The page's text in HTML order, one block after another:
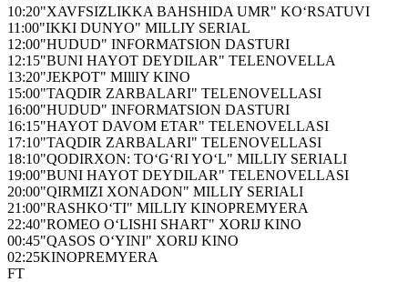
10:20"XAVFSIZLIKKA BAHSHIDA UMR" KO‘RSATUVI
11:00"IKKI DUNYO" MILLIY SERIAL
12:00"HUDUD" INFORMATSION DASTURI
12:15"BUNI HAYOT DEYDILAR" TELENOVELLA
13:20"JEKPOT" MIllIY KINO
15:00"TAQDIR ZARBALARI" TELENOVELLASI
16:00"HUDUD" INFORMATSION DASTURI
16:15"HAYOT DAVOM ETAR" TELENOVELLASI
17:10"TAQDIR ZARBALARI" TELENOVELLASI
18:10"QODIRXON: TO‘G‘RI YO‘L" MILLIY SERIALI
19:00"BUNI HAYOT DEYDILAR" TELENOVELLASI
20:00"QIRMIZI XONADON" MILLIY SERIALI
21:00"RASHKO‘TI" MILLIY KINOPREMYERA
22:40"ROMEO O‘LISHI SHART" XORIJ KINO
00:45"QASOS O‘YINI" XORIJ KINO
02:25KINOPREMYERA
FT